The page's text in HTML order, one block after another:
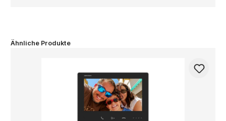
Ähnliche Produkte